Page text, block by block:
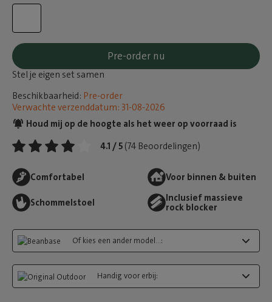
Pre-order nu
Stel je eigen set samen
Beschikbaarheid: Pre-order
Verwachte verzenddatum: 31-08-2026
Houd mij op de hoogte als het weer op voorraad is
4.1 / 5 (74 Beoordelingen)
Comfortabel Voor binnen & buiten
Schommelstoel
Inclusief massieve
rock blocker
Of kies een ander model...:
Handig voor erbij: